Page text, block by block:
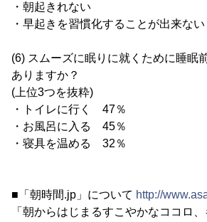
・朝起きれない
・早起きを習慣化することが出来な
(6) スムーズに眠りに就くために睡眠
ありますか？
(上位3つを抜粋)
・トイレに行く 47％
・お風呂に入る 45％
・寝具を温める 32％
■「朝時間.jp」について http://
「朝からはじまるすこやかなココロ